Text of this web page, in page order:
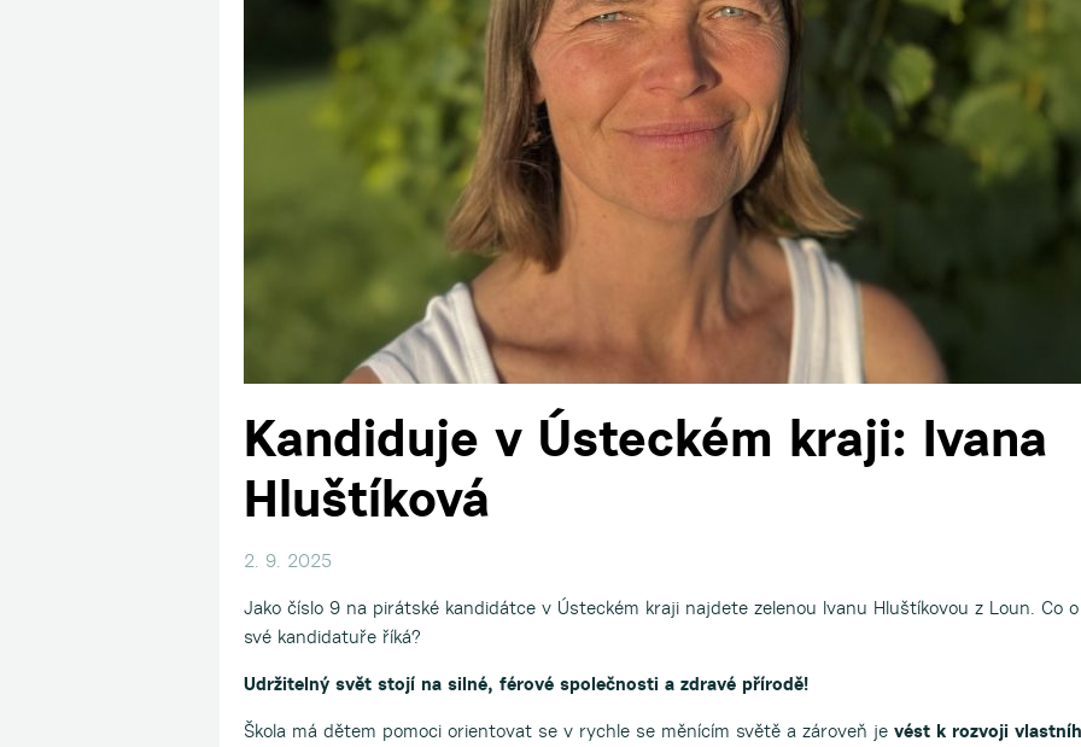
Kandiduje v Ústeckém kraji: Ivana
Hluštíková
2. 9. 2025
Jako číslo 9 na pirátské kandidátce v Ústeckém kraji najdete zelenou Ivanu Hluštíkovou z Loun. Co o
své kandidatuře říká?
Udržitelný svět stojí na silné, férové společnosti a zdravé přírodě!
Škola má dětem pomoci orientovat se v rychle se měnícím světě a zároveň je vést k rozvoji